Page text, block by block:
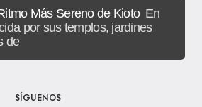
Más Sereno de Kioto En
por sus templos, jardines
de
SÍGUENOS